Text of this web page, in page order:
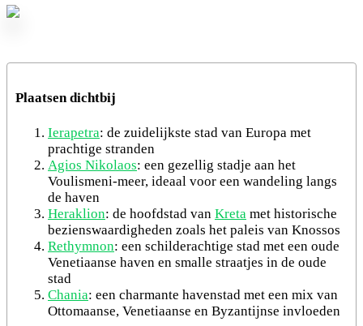
Plaatsen dichtbij
Ierapetra: de zuidelijkste stad van Europa met
prachtige stranden
Agios Nikolaos: een gezellig stadje aan het
Voulismeni-meer, ideaal voor een wandeling langs
de haven
Heraklion: de hoofdstad van Kreta met historische
bezienswaardigheden zoals het paleis van Knossos
Rethymnon: een schilderachtige stad met een oude
Venetiaanse haven en smalle straatjes in de oude
stad
Chania: een charmante havenstad met een mix van
Ottomaanse, Venetiaanse en Byzantijnse invloeden